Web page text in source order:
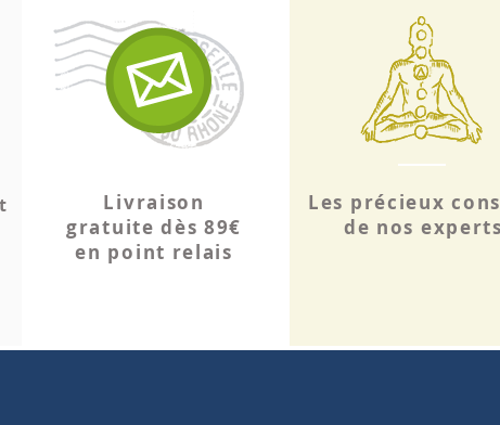
Livraison
gratuite dès 89€
en point relais
Les précieux
de nos experts